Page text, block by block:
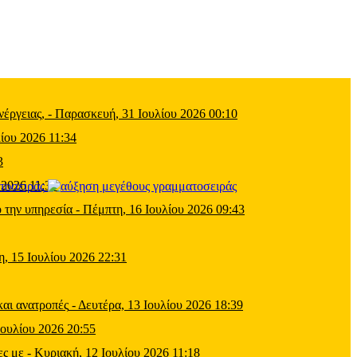
- Παρασκευή, 31 Ιουλίου 2026 00:10
2026 11:34
11:39
υπηρεσία - Πέμπτη, 16 Ιουλίου 2026 09:43
15 Ιουλίου 2026 22:31
ανατροπές -Δευτέρα, 13 Ιουλίου 2026 18:39
2026 20:55
με - Κυριακή, 12 Ιουλίου 2026 11:18